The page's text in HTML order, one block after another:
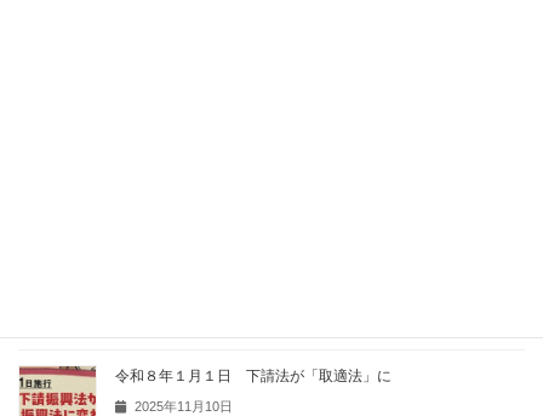
令和８年１月１日 下請法が「取適法」に
2025年11月10日